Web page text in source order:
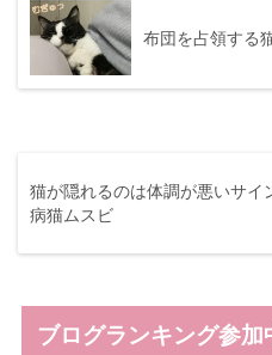
布団を占領する
猫が隠れるのは体調が悪いサイ
病猫ムスビ
ブログランキング参加